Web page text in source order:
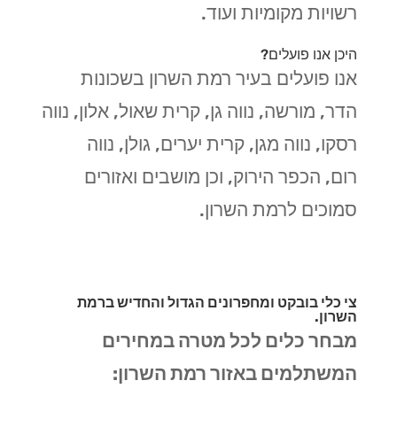
רשויות מקומיות ועוד.
היכן אנו פועלים?
אנו פועלים בעיר רמת השרון בשכונות
הדר, מורשה, נווה גן, קרית שאול, אלון, נווה
רסקו, נווה מגן, קרית יערים, גולן, נווה
רום, הכפר הירוק, וכן מושבים ואזורים
סמוכים לרמת השרון.
צי כלי בובקט ומחפרונים הגדול והחדיש ברמת
השרון.
מבחר כלים לכל מטרה במחירים
המשתלמים באזור רמת השרון: